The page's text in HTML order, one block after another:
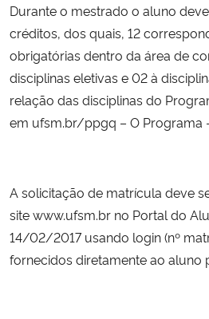
Durante o mestrado o aluno
créditos, dos quais, 12
obrigatórias dentro da área de
disciplinas eletivas e 02 à
relação das disciplinas do
em ufsm.br/ppgq – O Programa
A solicitação de matrícula deve
site www.ufsm.br no Portal do
14/02/2017 usando login (nº
fornecidos diretamente ao aluno